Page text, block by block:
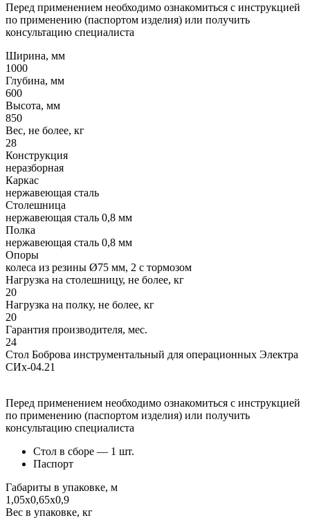
Перед применением необходимо ознакомиться с инструкцией
по применению (паспортом изделия) или получить
консультацию специалиста
Ширина, мм
1000
Глубина, мм
600
Высота, мм
850
Вес, не более, кг
28
Конструкция
неразборная
Каркас
нержавеющая сталь
Столешница
нержавеющая сталь 0,8 мм
Полка
нержавеющая сталь 0,8 мм
Опоры
колеса из резины Ø75 мм, 2 с тормозом
Нагрузка на столешницу, не более, кг
20
Нагрузка на полку, не более, кг
20
Гарантия производителя, мес.
24
Стол Боброва инструментальный для операционных Электра
СИх-04.21
Перед применением необходимо ознакомиться с инструкцией
по применению (паспортом изделия) или получить
консультацию специалиста
Стол в сборе — 1 шт.
Паспорт
Габариты в упаковке, м
1,05х0,65х0,9
Вес в упаковке, кг